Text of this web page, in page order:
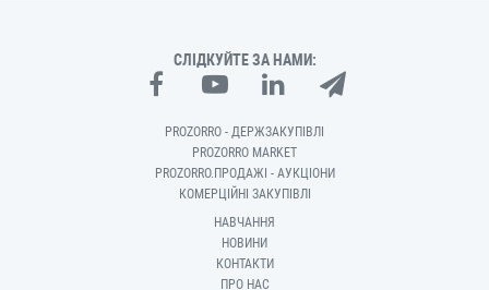
СЛІДКУЙТЕ ЗА НАМИ:
PROZORRO - ДЕРЖЗАКУПІВЛІ
PROZORRO MARKET
PROZORRO.ПРОДАЖІ - АУКЦІОНИ
КОМЕРЦІЙНІ ЗАКУПІВЛІ
НАВЧАННЯ
НОВИНИ
КОНТАКТИ
ПРО НАС